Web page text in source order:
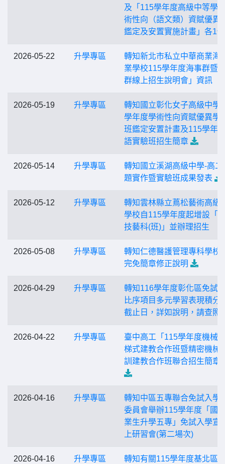
及「115學年度高級中等學
術性向（語文類）資賦優異
鑑定及安置實施計畫」各1份
2026-05-22 升學專區
轉知新北市私立中華商業海
業學校115學年度海事群暨
群線上招生說明會」資訊
2026-05-19 升學專區
轉知國立彰化女子高級中學
學年度學術性向資賦優異學
班鑑定安置計畫及115學年
語實驗班招生簡章
2026-05-14 升學專區
轉知國立溪湖高級中學-高二
題實作暨實驗班成果發表
2026-05-12 升學專區
轉知雲林縣立蔦松藝術高級
學校自115學年度起增設「
技藝科(班)」並辦理招生
2026-05-08 升學專區
轉知仁德醫護管理專科學校
完免簡章修正說明
2026-04-29 升學專區
轉知116學年度彰化區免試
比序項目多元學習表現積分
截止日，詳如說明，請查照
2026-04-22 升學專區
臺中高工「115學年度機械
梯式建教合作班暨精密機械
訓建教合作班聯合招生簡章
2026-04-16 升學專區
轉知中區五專聯合免試入學
委員會舉辦115學年度「國
業生升學五專」免試入學宣
上研習會(第二場次)
2026-04-16 升學專區 轉知有關115學年度基北區